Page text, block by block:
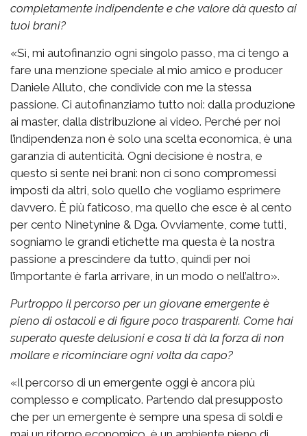
completamente indipendente e che valore dà questo ai
tuoi brani?
«Sì, mi autofinanzio ogni singolo passo, ma ci tengo a
fare una menzione speciale al mio amico e producer
Daniele Alluto, che condivide con me la stessa
passione. Ci autofinanziamo tutto noi: dalla produzione
ai master, dalla distribuzione ai video. Perché per noi
l’indipendenza non è solo una scelta economica, è una
garanzia di autenticità. Ogni decisione è nostra, e
questo si sente nei brani: non ci sono compromessi
imposti da altri, solo quello che vogliamo esprimere
davvero. È più faticoso, ma quello che esce è al cento
per cento Ninetynine & Dga. Ovviamente, come tutti,
sogniamo le grandi etichette ma questa è la nostra
passione a prescindere da tutto, quindi per noi
l’importante è farla arrivare, in un modo o nell’altro».
Purtroppo il percorso per un giovane emergente è
pieno di ostacoli e di figure poco trasparenti. Come hai
superato queste delusioni e cosa ti dà la forza di non
mollare e ricominciare ogni volta da capo?
«Il percorso di un emergente oggi è ancora più
complesso e complicato. Partendo dal presupposto
che per un emergente è sempre una spesa di soldi e